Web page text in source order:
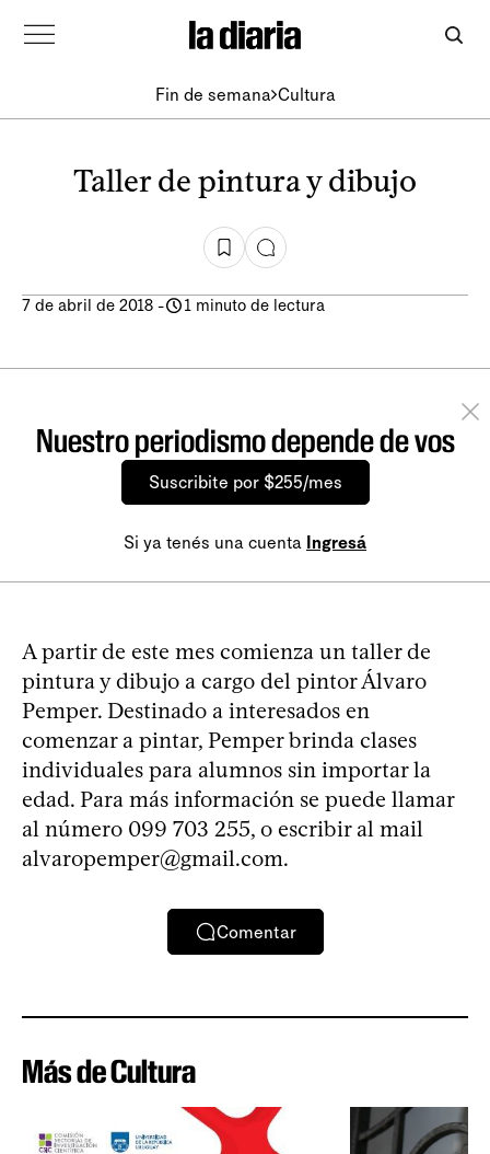
Fin de semana Cultura
Taller de pintura y dibujo
7 de abril de 2018 - 1 minuto de lectura
Nuestro periodismo depende de vos
Suscribite por $255/mes
Si ya tenés una cuenta Ingresá
A partir de este mes comienza un taller de
pintura y dibujo a cargo del pintor Álvaro
Pemper. Destinado a interesados en
comenzar a pintar, Pemper brinda clases
individuales para alumnos sin importar la
edad. Para más información se puede llamar
al número 099 703 255, o escribir al mail
alvaropemper@gmail.com.
Comentar
Más de Cultura